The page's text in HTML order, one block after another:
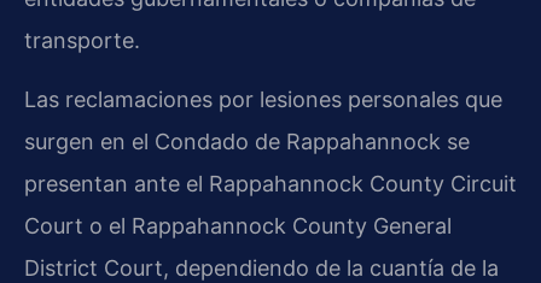
transporte.
Las reclamaciones por lesiones personales que
surgen en el Condado de Rappahannock se
presentan ante el Rappahannock County Circuit
Court o el Rappahannock County General
District Court, dependiendo de la cuantía de la